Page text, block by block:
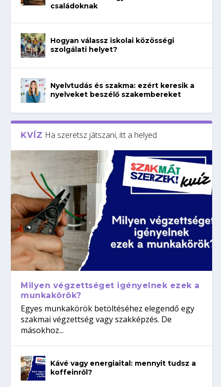
családoknak
Hogyan válassz iskolai közösségi
szolgálati helyet?
Nyelvtudás és szakma: ezért keresik a
nyelveket beszélő szakembereket
KVÍZ Ha szeretsz játszani, itt a helyed
Milyen végzettséget igényelnek ezek a
munkakörök?
Egyes munkakörök betöltéséhez elegendő egy
szakmai végzettség vagy szakképzés. De
másokhoz...
Kávé vagy energiaital: mennyit tudsz a
koffeinről?